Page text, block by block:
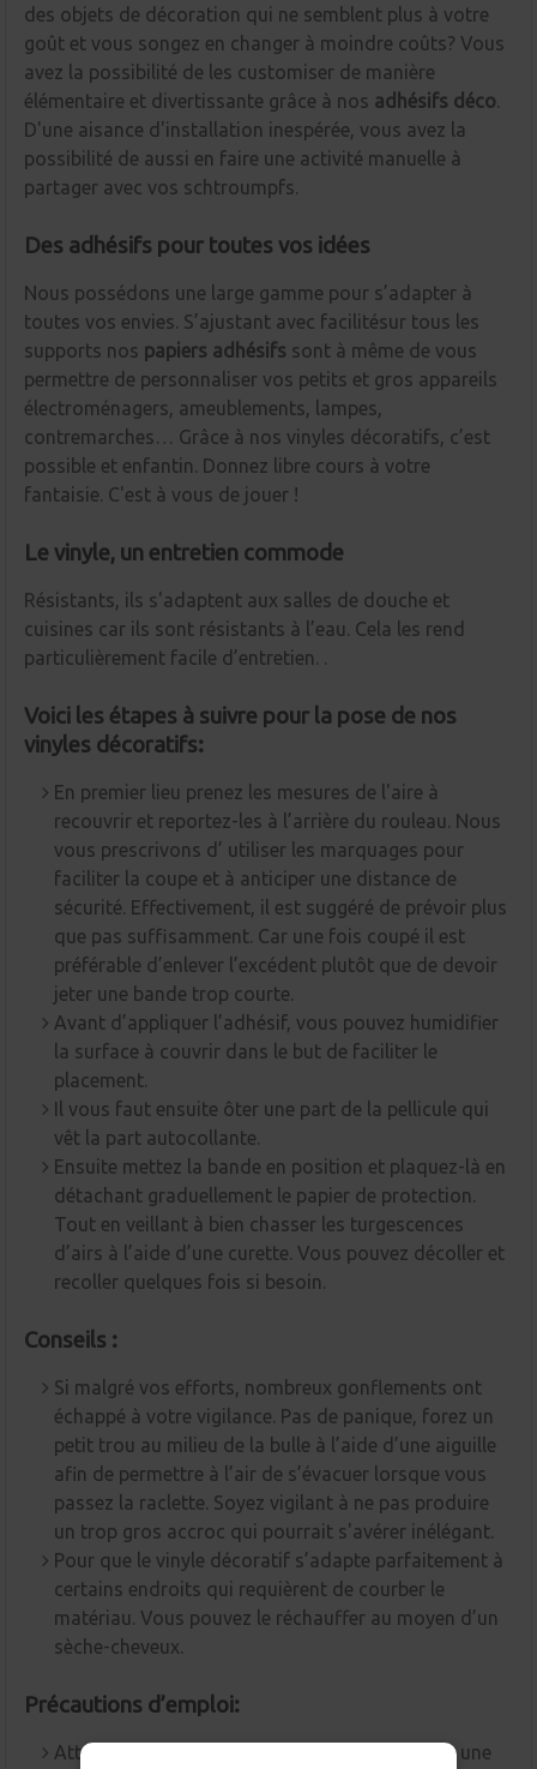
des objets de décoration qui ne semblent plus à votre
goût et vous songez en changer à moindre coûts? Vous
avez la possibilité de les customiser de manière
élémentaire et divertissante grâce à nos adhésifs déco.
D'une aisance d'installation inespérée, vous avez la
possibilité de aussi en faire une activité manuelle à
partager avec vos schtroumpfs.
Des adhésifs pour toutes vos idées
Nous possédons une large gamme pour s’adapter à
toutes vos envies. S’ajustant avec facilitésur tous les
supports nos papiers adhésifs sont à même de vous
permettre de personnaliser vos petits et gros appareils
électroménagers, ameublements, lampes,
contremarches… Grâce à nos vinyles décoratifs, c’est
possible et enfantin. Donnez libre cours à votre
fantaisie. C'est à vous de jouer !
Le vinyle, un entretien commode
Résistants, ils s'adaptent aux salles de douche et
cuisines car ils sont résistants à l’eau. Cela les rend
particulièrement facile d’entretien. .
Voici les étapes à suivre pour la pose de nos
vinyles décoratifs:
En premier lieu prenez les mesures de l'aire à
recouvrir et reportez-les à l’arrière du rouleau. Nous
vous prescrivons d’ utiliser les marquages pour
faciliter la coupe et à anticiper une distance de
sécurité. Effectivement, il est suggéré de prévoir plus
que pas suffisamment. Car une fois coupé il est
préférable d’enlever l’excédent plutôt que de devoir
jeter une bande trop courte.
Avant d’appliquer l’adhésif, vous pouvez humidifier
la surface à couvrir dans le but de faciliter le
placement.
Il vous faut ensuite ôter une part de la pellicule qui
vêt la part autocollante.
Ensuite mettez la bande en position et plaquez-là en
détachant graduellement le papier de protection.
Tout en veillant à bien chasser les turgescences
d’airs à l’aide d’une curette. Vous pouvez décoller et
recoller quelques fois si besoin.
Conseils :
Si malgré vos efforts, nombreux gonflements ont
échappé à votre vigilance. Pas de panique, forez un
petit trou au milieu de la bulle à l’aide d’une aiguille
afin de permettre à l’air de s’évacuer lorsque vous
passez la raclette. Soyez vigilant à ne pas produire
un trop gros accroc qui pourrait s'avérer inélégant.
Pour que le vinyle décoratif s’adapte parfaitement à
certains endroits qui requièrent de courber le
matériau. Vous pouvez le réchauffer au moyen d’un
sèche-cheveux.
Précautions d’emploi:
Attention, il ne faut pas risquer nos produits à une